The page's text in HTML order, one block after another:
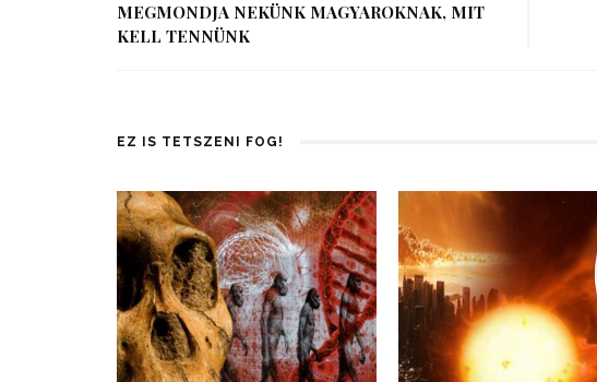
MEGMONDJA NEKÜNK MAGYAROKNAK, MIT
KELL TENNÜNK
EZ IS TETSZENI FOG!